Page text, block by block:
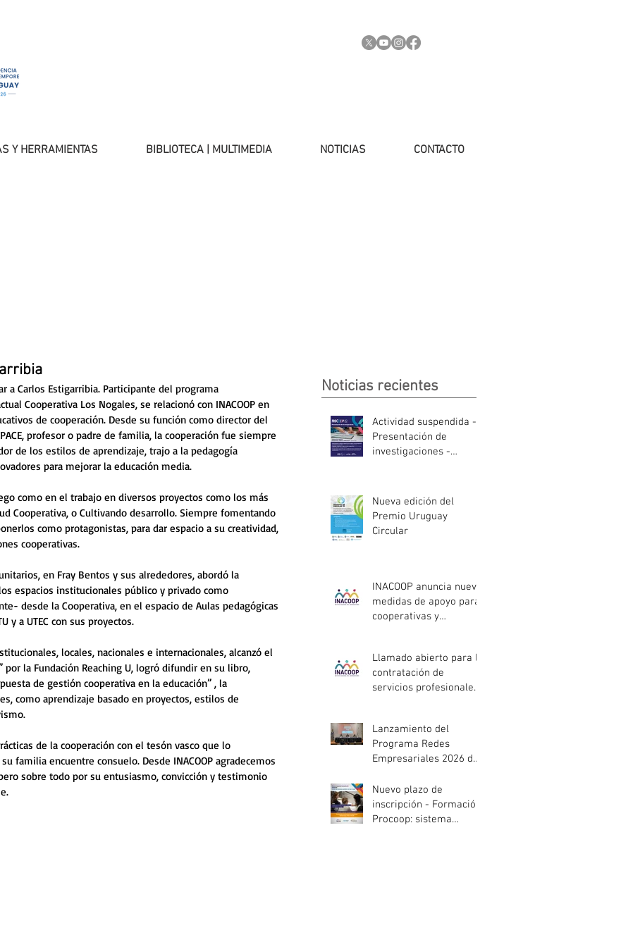
Y HERRAMIENTAS BIBLIOTECA | MULTIMEDIA NOTICIAS CONTACTO
a Carlos Estigarribia. Participante del programa
Cooperativa Los Nogales, se relacionó con INACOOP en
de cooperación. Desde su función como director del
profesor o padre de familia, la cooperación fue siempre
de los estilos de aprendizaje, trajo a la pedagogía
para mejorar la educación media.
como en el trabajo en diversos proyectos como los más
Cooperativa, o Cultivando desarrollo. Siempre fomentando
como protagonistas, para dar espacio a su creatividad,
cooperativas.
en Fray Bentos y sus alrededores, abordó la
espacios institucionales público y privado como
desde la Cooperativa, en el espacio de Aulas pedagógicas
y a UTEC con sus proyectos.
locales, nacionales e internacionales, alcanzó el
la Fundación Reaching U, logró difundir en su libro,
de gestión cooperativa en la educación” , la
como aprendizaje basado en proyectos, estilos de
de la cooperación con el tesón vasco que lo
familia encuentre consuelo. Desde INACOOP agradecemos
sobre todo por su entusiasmo, convicción y testimonio
Noticias recientes
Actividad suspendida -
Presentación de
investigaciones -
Nueva edición del
Premio Uruguay
Circular
INACOOP anuncia nueve
medidas de apoyo para
cooperativas y
afectadas por el
temporal
Llamado abierto para la
contratación de
servicios profesionales
Lanzamiento del
Programa Redes
Empresariales 2026 de
Nuevo plazo de
inscripción - Formación
Procoop: sistema